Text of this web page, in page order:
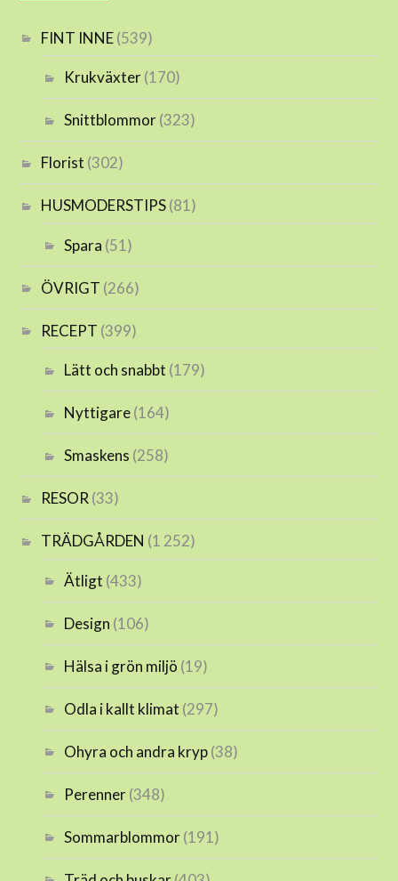
FINT INNE(539)
Krukväxter(170)
Snittblommor(323)
Florist (302)
HUSMODERSTIPS(81)
Spara (51)
ÖVRIGT (266)
RECEPT (399)
Lätt och snabbt (179)
Nyttigare(164)
Smaskens (258)
RESOR(33)
TRÄDGÅRDEN (1 252)
Ätligt (433)
Design (106)
Hälsa i grön miljö (19)
Odla i kallt klimat (297)
Ohyra och andra kryp(38)
Perenner(348)
Sommarblommor(191)